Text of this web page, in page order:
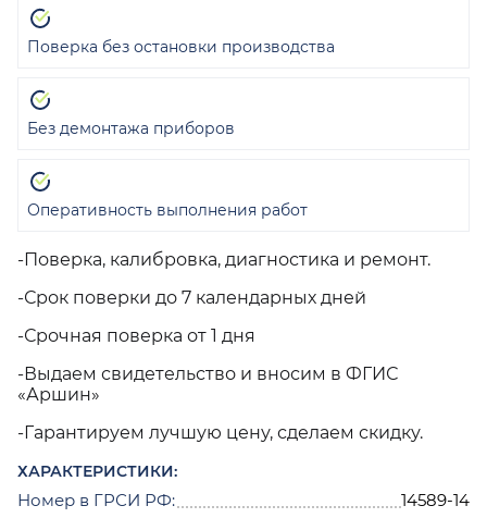
-Поверка, калибровка, диагностика и ремонт.
-Срок поверки до 7 календарных дней
-Срочная поверка от 1 дня
-Выдаем свидетельство и вносим в ФГИС
«Аршин»
-Гарантируем лучшую цену, сделаем скидку.
ХАРАКТЕРИСТИКИ:
Номер в ГРСИ РФ:
14589-14
Поверка без остановки производства
Без демонтажа приборов
Оперативность выполнения работ